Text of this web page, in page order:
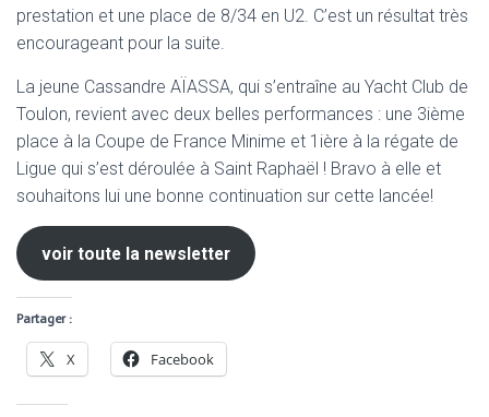
prestation et une place de 8/34 en U2. C’est un résultat très
encourageant pour la suite.
La jeune Cassandre AÏASSA, qui s’entraîne au Yacht Club de
Toulon, revient avec deux belles performances : une 3ième
place à la Coupe de France Minime et 1ière à la régate de
Ligue qui s’est déroulée à Saint Raphaël ! Bravo à elle et
souhaitons lui une bonne continuation sur cette lancée!
voir toute la newsletter
Partager :
X Facebook